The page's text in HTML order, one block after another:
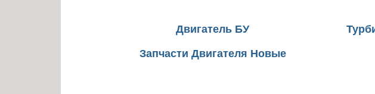
Двигатель БУ
Запчасти Двигателя Новые